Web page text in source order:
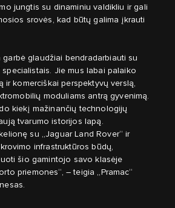
jungtis su dinaminiu valdikliu ir gali
srovės, kad būtų galima įkrauti
garbė glaudžiai bendradarbiauti su
specialistais. Jie mus labai palaiko
ir komerciškai perspektyvų verslą,
moduliams antrą gyvenimą.
kiekį mažinančių technologijų
tvarumo istorijos lapą.
su „Jaguar Land Rover“ ir
infrastruktūros būdų,
šio gamintojo savo klasėje
priemones“, – teigia „Pramac“